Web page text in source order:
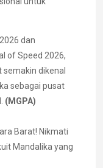
dan
of Speed 2026,
semakin dikenal
sebagai pusat
(MGPA)
Barat! Nikmati
Mandalika yang